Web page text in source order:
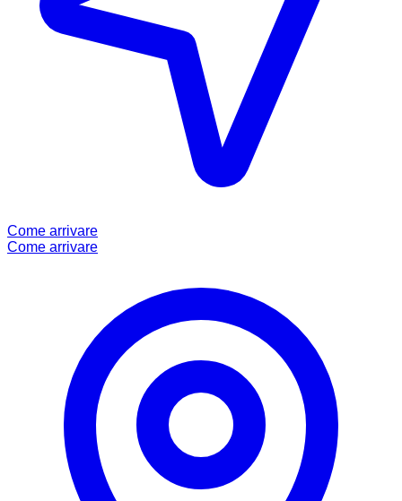
Come arrivare
Come arrivare